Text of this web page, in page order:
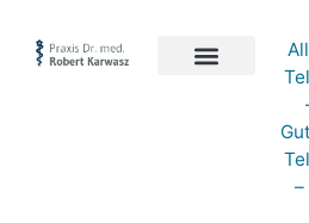
springen